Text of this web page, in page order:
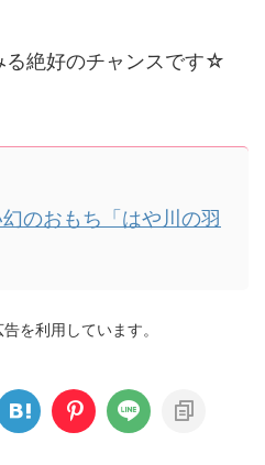
る絶好のチャンスです☆
のおもち「はや川の羽
を利用しています。